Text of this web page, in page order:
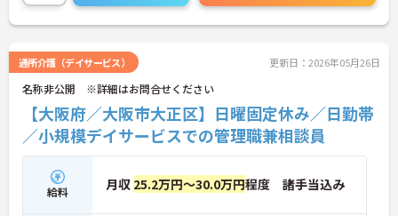
通所介護（デイサービス） 更新日：2026年05月26日
名称非公開 ※詳細はお問合せください
【大阪府／大阪市大正区】日曜固定休み／日勤帯
／小規模デイサービスでの管理職兼相談員
給料 月収 25.2万円～30.0万円程度 諸手当込み